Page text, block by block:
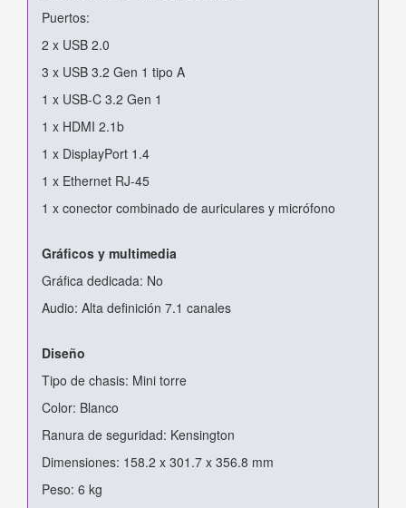
Puertos:
2 x USB 2.0
3 x USB 3.2 Gen 1 tipo A
1 x USB-C 3.2 Gen 1
1 x HDMI 2.1b
1 x DisplayPort 1.4
1 x Ethernet RJ-45
1 x conector combinado de auriculares y micrófono
Gráficos y multimedia
Gráfica dedicada: No
Audio: Alta definición 7.1 canales
Diseño
Tipo de chasis: Mini torre
Color: Blanco
Ranura de seguridad: Kensington
Dimensiones: 158.2 x 301.7 x 356.8 mm
Peso: 6 kg